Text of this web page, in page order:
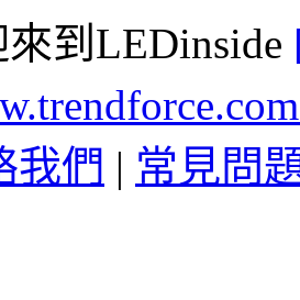
到LEDinside
我們 | 常見問